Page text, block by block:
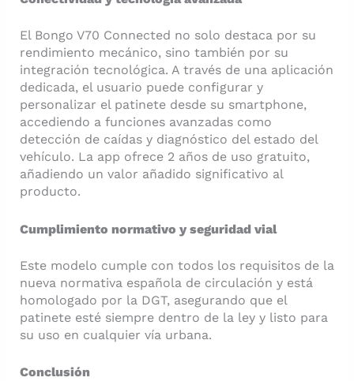
El Bongo V70 Connected no solo destaca por su
rendimiento mecánico, sino también por su
integración tecnológica. A través de una aplicación
dedicada, el usuario puede configurar y
personalizar el patinete desde su smartphone,
accediendo a funciones avanzadas como
detección de caídas y diagnóstico del estado del
vehículo. La app ofrece 2 años de uso gratuito,
añadiendo un valor añadido significativo al
producto.​
Cumplimiento normativo y seguridad vial
Este modelo cumple con todos los requisitos de la
nueva normativa española de circulación y está
homologado por la DGT, asegurando que el
patinete esté siempre dentro de la ley y listo para
su uso en cualquier vía urbana.​
Conclusión